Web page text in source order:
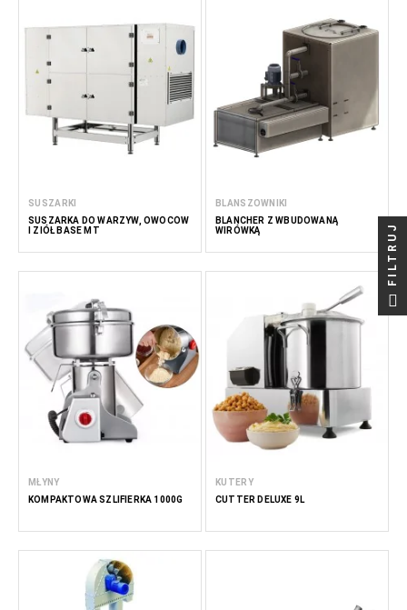
SUSZARKI
SUSZARKA DO WARZYW, OWOCÓW
I ZIÓŁ BASE MT
BLANSZOWNIKI
BLANCHER Z WBUDOWANĄ
WIRÓWKĄ
MŁYNY
KOMPAKTOWA SZLIFIERKA 1000G
KUTERY
CUTTER DELUXE 9L
FILTRUJ